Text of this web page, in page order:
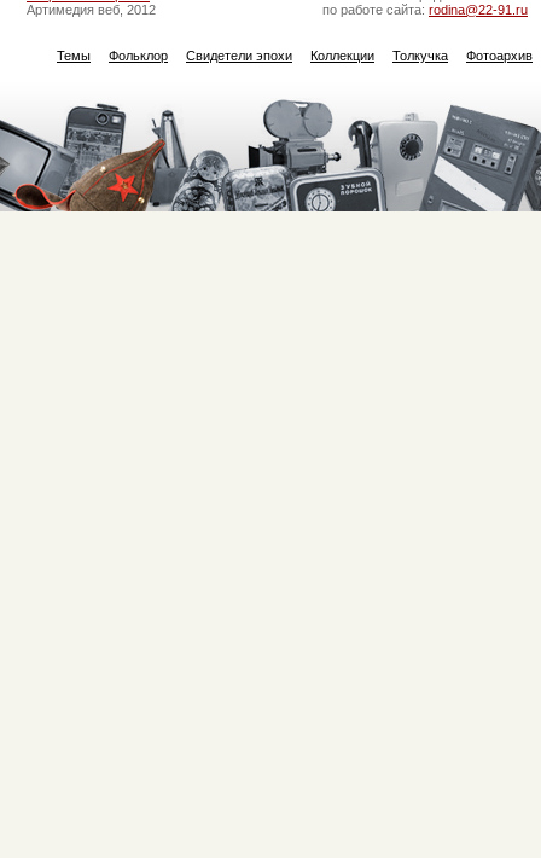
Артимедия веб, 2012
по работе сайта: rodina@22-91.ru
Темы Фольклор Свидетели эпохи Коллекции Толкучка Фотоархив